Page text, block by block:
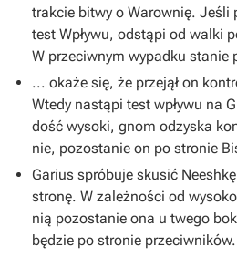
trakcie bitwy o Warownię. Jeśli
test Wpływu, odstąpi od walki
W przeciwnym wypadku stanie
... okaże się, że przejął on
Wtedy nastąpi test wpływu na
dość wysoki, gnom odzyska
nie, pozostanie on po stronie
Garius spróbuje skusić Neeshkę
stronę. W zależności od
nią pozostanie ona u twego
będzie po stronie przeciwników.